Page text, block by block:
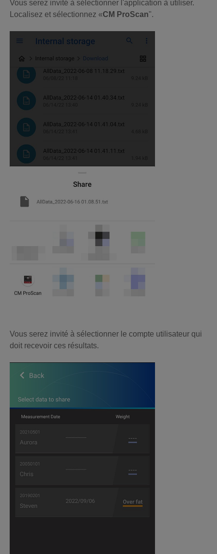
Vous serez invité à sélectionner l'application à utiliser.
Localisez et sélectionnez «CM ProScan".
Vous serez invité à sélectionner le compte utilisateur qui
doit recevoir ces résultats.